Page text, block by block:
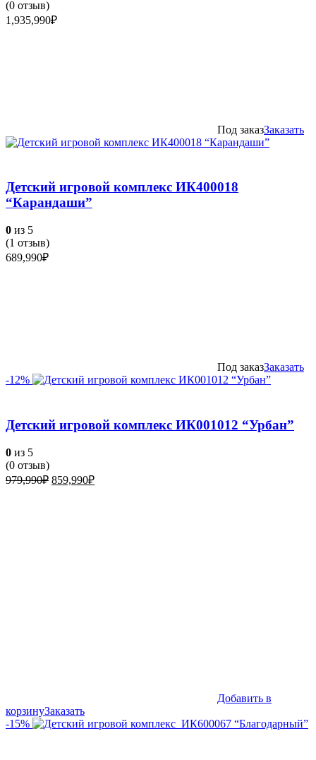
(0 отзыв)
1,935,990₽
Под заказЗаказать
Детский игровой комплекс ИК400018
“Карандаши”
0 из 5
(1 отзыв)
689,990₽
Под заказЗаказать
-12%
Детский игровой комплекс ИК001012 “Урбан”
0 из 5
(0 отзыв)
979,990₽ Первоначальная
859,990₽Текущая
Добавить в
корзинуЗаказать
-15%